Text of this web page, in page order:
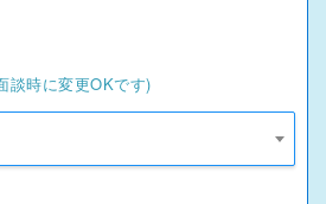
談時に変更OKです)